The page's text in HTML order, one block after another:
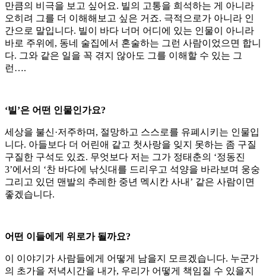
만큼의 비극을 보고 싶어요. 빌의 고통을 희석하는 게 아니라
오히려 그를 더 이해해보고 싶은 거죠. 극적으로가 아니라 인
간으로 말입니다. 빌이 바다 너머 어디에 있는 인물이 아니라
바로 주위에, 동네 술집에서 혼술하는 그런 사람이었으면 합니
다. 그와 같은 일을 꼭 겪지 않아도 그를 이해할 수 있는 그
런….
‘빌’은 어떤 인물인가요?
세상을 불신·저주하며, 절망하고 스스로를 유폐시키는 인물입
니다. 아들보다 더 어린애 같고 첫사랑을 잊지 못하는 좀 구질
구질한 구석도 있죠. 무엇보다 저는 그가 정태춘의 ‘정동진
3’에서의 ‘찬 바다에 낚싯대를 드리우고 석양을 바라보며 웅숭
그리고 있던 맨발의 추레한 중년 멕시칸 사내’ 같은 사람이면
좋겠습니다.
어떤 이들에게 위로가 될까요?
이 이야기가 사람들에게 어떻게 남을지 모르겠습니다. 누군가
의 초가을 저녁시간을 내가, 우리가 어떻게 책임질 수 있을지